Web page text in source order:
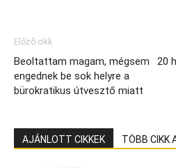
Előző cikk
Beoltattam magam, mégsem
engednek be sok helyre a
bürokratikus útvesztő miatt
20
AJÁNLOTT CIKKEK TÖBB CIKK